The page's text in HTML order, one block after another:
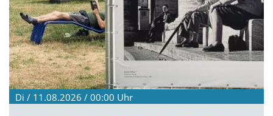
Di / 11.08.2026 / 00:00 Uhr